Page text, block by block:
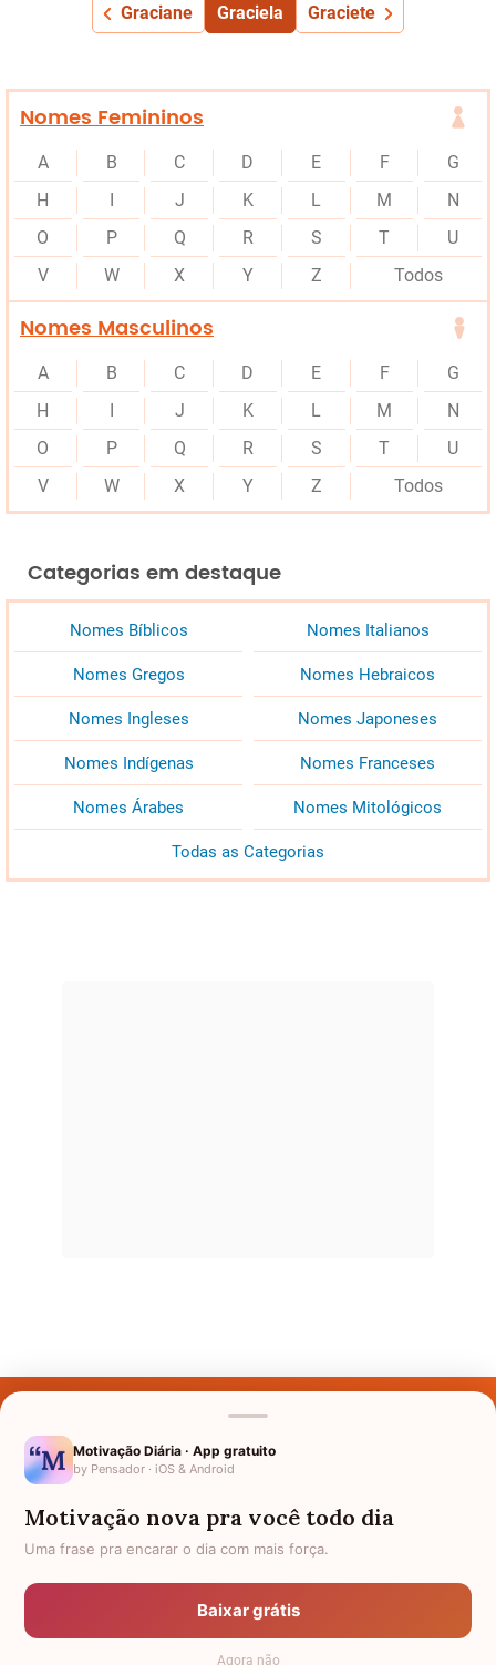
Graciane Graciela Graciete
Nomes Femininos
A B C D E F
G
H
J K L M
N
O
P Q R S T
U
V
W X Y Z Todos
Nomes Masculinos
A B C D E F
G
H
J K L M
N
O
P Q R S T
U
V
W X Y Z Todos
Categorias em destaque
Nomes Bíblicos Nomes Italianos
Nomes Gregos Nomes Hebraicos
Nomes Ingleses Nomes Japoneses
Nomes Indígenas Nomes Franceses
Nomes Árabes Nomes Mitológicos
Todas as Categorias
Nomes pelo Mundo
Política de Privacidade
Anuncie
Motivação Diária · App gratuito
by Pensador · iOS & Android
Motivação nova pra você todo dia
Uma frase pra encarar o dia com mais força.
Baixar grátis
Agora não